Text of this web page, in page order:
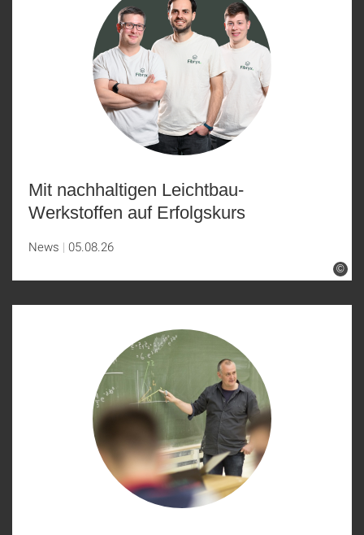
©
Mit nachhaltigen Leichtbau-
Werkstoffen auf Erfolgskurs
News 05.08.26